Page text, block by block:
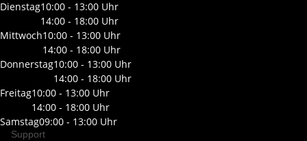
Dienstag10:00 - 13:00 Uhr
14:00 - 18:00 Uhr
Mittwoch10:00 - 13:00 Uhr
14:00 - 18:00 Uhr
Donnerstag10:00 - 13:00 Uhr
14:00 - 18:00 Uhr
Freitag10:00 - 13:00 Uhr
14:00 - 18:00 Uhr
Samstag09:00 - 13:00 Uhr
Support